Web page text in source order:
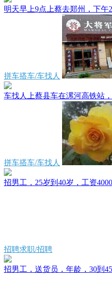
明天早上9点上蔡去郑州，下
拼车搭车/车找人
车找人上蔡县车在漯河高铁站
拼车搭车/车找人
招男工，25岁到40岁，工资
招聘求职/招聘
招男工，送货员，年龄，30到